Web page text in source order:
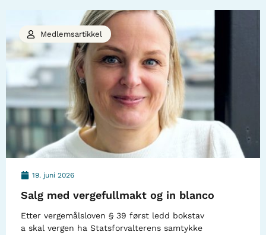
19. juni 2026
Salg med vergefullmakt og in blanco
Etter vergemålsloven § 39 først ledd bokstav
a skal vergen ha Statsforvalterens samtykke
Medlemsartikkel